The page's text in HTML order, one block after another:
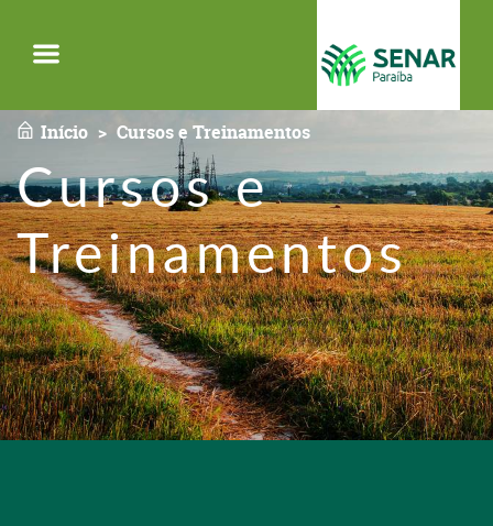
Início Cursos e Treinamentos
Cursos e
Treinamentos